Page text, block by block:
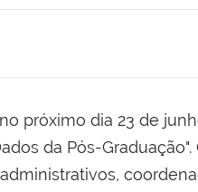
próximo dia 23 de
da Pós-